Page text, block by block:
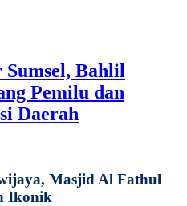
Bahlil
Pemilu dan
Daerah
Masjid Al Fathul
Ikonik